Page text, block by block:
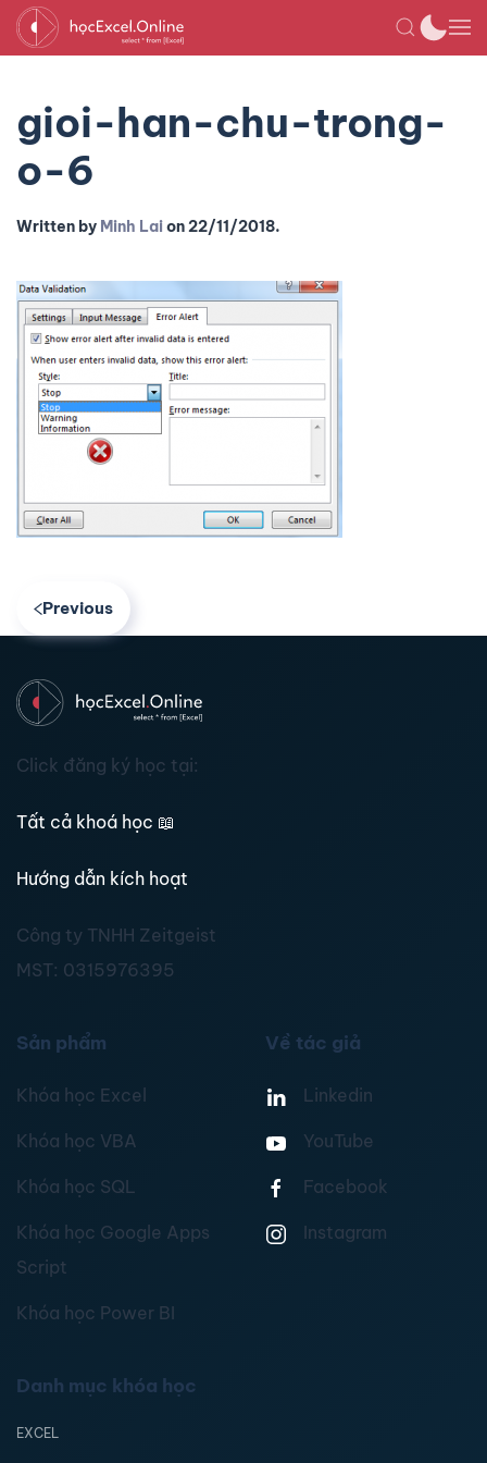
gioi-han-chu-trong-
o-6
Written by Minh Laion22/11/2018.
Previous
Click đăng ký học tại:
Tất cả khoá học 📖
Hướng dẫn kích hoạt
Công ty TNHH Zeitgeist
MST: 0315976395
Sản phẩm
Khóa học Excel
Khóa học VBA
Khóa học SQL
Khóa học Google Apps
Script
Khóa học Power BI
Về tác giả
Linkedin
YouTube
Facebook
Instagram
Danh mục khóa học
EXCEL